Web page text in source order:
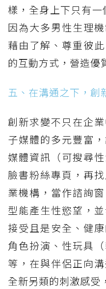
樣，全身上下只有
因為大多男性生理
藉由了解、尊重彼
的互動方式，營造優
五、在溝通之下，創
創新求變不只在企
子媒體的多元豐富
媒體資訊（可搜尋
臉書粉絲專頁，再
業機構，當作諮詢
型能產生性慾望，
接受且是安全、健
角色扮演、性玩具
等，在與伴侶正向
全新另類的刺激感受